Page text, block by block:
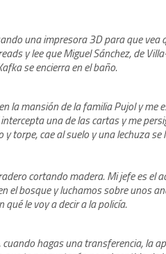
una impresora 3D para que
y lee que Miguel Sánchez, de
se encierra en el baño.
la mansión de la familia Pujol y
una de las cartas y me
torpe, cae al suelo y una lechuza se
cortando madera. Mi jefe es el
el bosque y luchamos sobre unos
qué le voy a decir a la policía.
cuando hagas una transferencia, la